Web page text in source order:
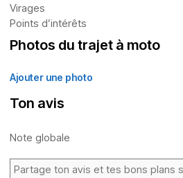
Virages
Points d’intérêts
Photos du trajet à moto
Ajouter une photo
Ton avis
Note globale